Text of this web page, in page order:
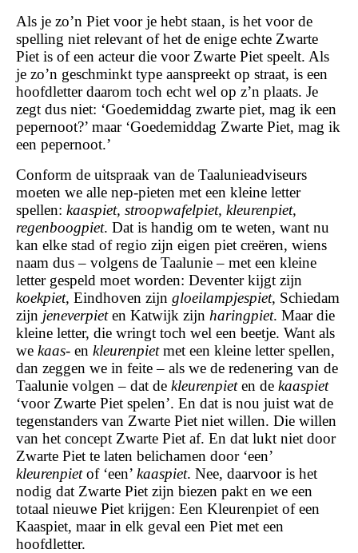
Als je zo’n Piet voor je hebt staan, is het voor de
spelling niet relevant of het de enige echte Zwarte
Piet is of een acteur die voor Zwarte Piet speelt. Als
je zo’n geschminkt type aanspreekt op straat, is een
hoofdletter daarom toch echt wel op z’n plaats. Je
zegt dus niet: ‘Goedemiddag zwarte piet, mag ik een
pepernoot?’ maar ‘Goedemiddag Zwarte Piet, mag ik
een pepernoot.’
Conform de uitspraak van de Taalunieadviseurs
moeten we alle nep-pieten met een kleine letter
spellen: kaaspiet, stroopwafelpiet, kleurenpiet,
regenboogpiet. Dat is handig om te weten, want nu
kan elke stad of regio zijn eigen piet creëren, wiens
naam dus – volgens de Taalunie – met een kleine
letter gespeld moet worden: Deventer kijgt zijn
koekpiet, Eindhoven zijn gloeilampjespiet, Schiedam
zijn jeneverpieten Katwijk zijn haringpiet. Maar die
kleine letter, die wringt toch wel een beetje. Want als
we kaas- en kleurenpietmet een kleine letter spellen,
dan zeggen we in feite – als we de redenering van de
Taalunie volgen – dat de kleurenpieten de kaaspiet
‘voor Zwarte Piet spelen’. En dat is nou juist wat de
tegenstanders van Zwarte Piet niet willen. Die willen
van het concept Zwarte Piet af. En dat lukt niet door
Zwarte Piet te laten belichamen door ‘een’
kleurenpietof ‘een’ kaaspiet. Nee, daarvoor is het
nodig dat Zwarte Piet zijn biezen pakt en we een
totaal nieuwe Piet krijgen: Een Kleurenpiet of een
Kaaspiet, maar in elk geval een Piet met een
hoofdletter.